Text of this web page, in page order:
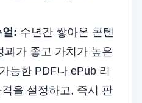
: 수년간 쌓아온 콘텐
과가 좋고 가치가 높은
능한 PDF나 ePub 리
을 설정하고, 즉시 판